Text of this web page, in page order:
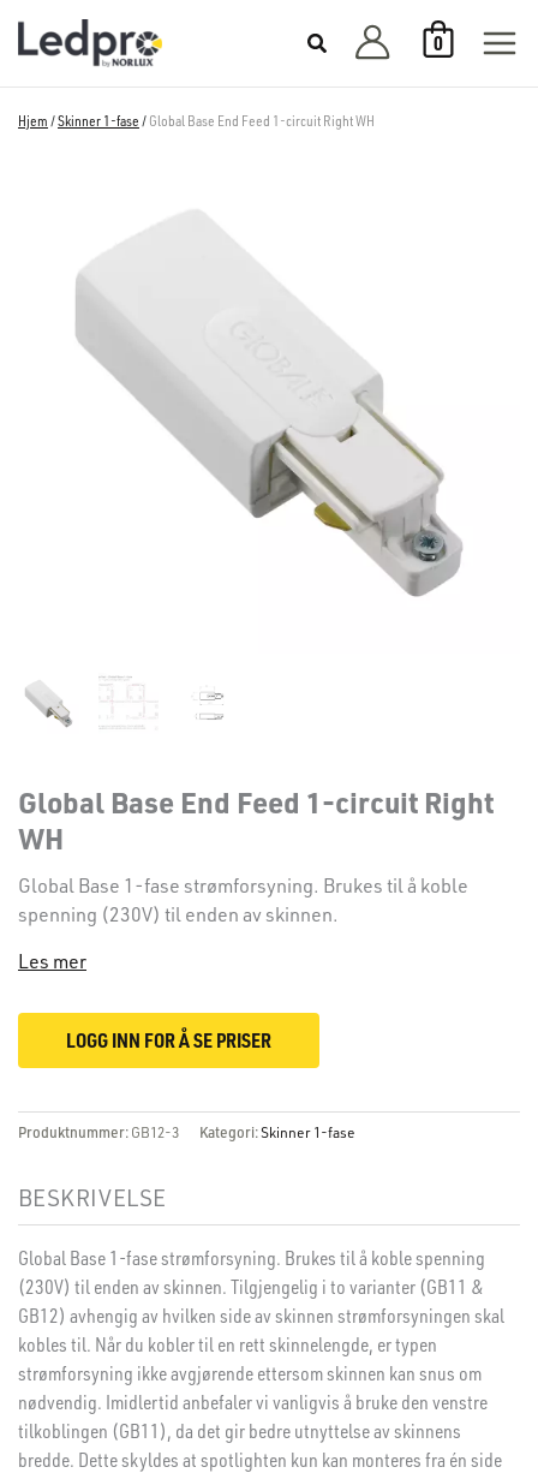
rett
0
Hjem /Skinner 1-fase / Global Base End Feed 1-circuit Right WH
Global Base End Feed 1-circuit Right
WH
Global Base 1-fase strømforsyning. Brukes til å koble
spenning (230V) til enden av skinnen.
Les mer
LOGG INN FOR Å SE PRISER
Produktnummer: GB12-3 Kategori:Skinner 1-fase
BESKRIVELSE
Global Base 1-fase strømforsyning. Brukes til å koble spenning
(230V) til enden av skinnen. Tilgjengelig i to varianter (GB11 &
GB12) avhengig av hvilken side av skinnen strømforsyningen skal
kobles til. Når du kobler til en rett skinnelengde, er typen
strømforsyning ikke avgjørende ettersom skinnen kan snus om
nødvendig. Imidlertid anbefaler vi vanligvis å bruke den venstre
tilkoblingen (GB11), da det gir bedre utnyttelse av skinnens
bredde. Dette skyldes at spotlighten kun kan monteres fra én side